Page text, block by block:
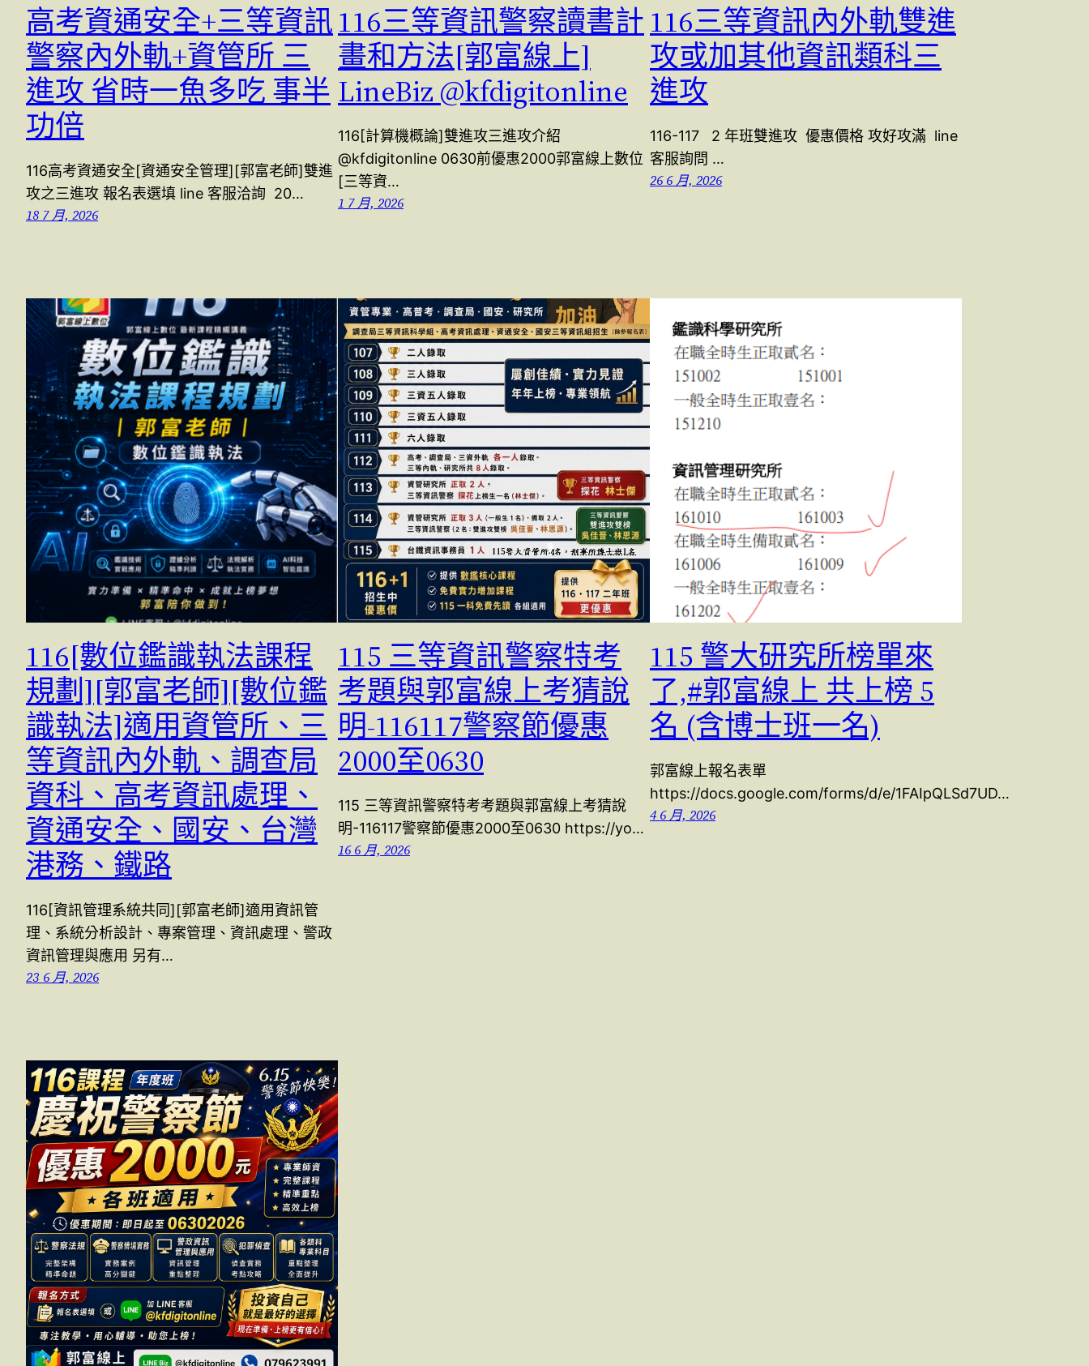
高考資通安全+三等資訊
警察內外軌+資管所 三
進攻 省時一魚多吃 事半
功倍
116高考資通安全[資通安全管理][郭富老師]雙進
攻之三進攻 報名表選填 line 客服洽詢 20…
18 7 月, 2026
116三等資訊警察讀書計
畫和方法[郭富線上]
LineBiz @kfdigitonline
116[計算機概論]雙進攻三進攻介紹
@kfdigitonline 0630前優惠2000郭富線上數位
[三等資…
1 7 月, 2026
116三等資訊內外軌雙進
攻或加其他資訊類科三
進攻
116-117 2 年班雙進攻 優惠價格 攻好攻滿 line
客服詢問 …
26 6 月, 2026
116[數位鑑識執法課程
規劃][郭富老師][數位鑑
識執法]適用資管所、三
等資訊內外軌、調查局
資科、高考資訊處理、
資通安全、國安、台灣
港務、鐵路
116[資訊管理系統共同][郭富老師]適用資訊管
理、系統分析設計、專案管理、資訊處理、警政
資訊管理與應用 另有…
23 6 月, 2026
115 三等資訊警察特考
考題與郭富線上考猜說
明-116117警察節優惠
2000至0630
115 三等資訊警察特考考題與郭富線上考猜說
明-116117警察節優惠2000至0630 https://yo…
16 6 月, 2026
115 警大研究所榜單來
了,#郭富線上 共上榜 5
名 (含博士班一名)
郭富線上報名表單
https://docs.google.com/forms/d/e/1FAIpQLSd7UD…
4 6 月, 2026